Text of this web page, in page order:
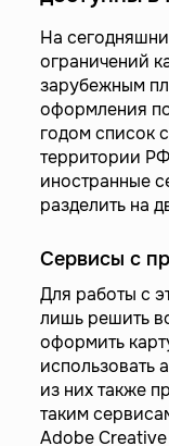
На
ограничений
зарубежным
оформления
годом список
территории
иностранные
разделить на
Сервисы с
Для работы с
лишь решить
оформить
использовать
из них также
таким
Adobe